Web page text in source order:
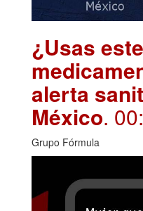
¿Usas este
alerta
México.
Grupo Fórmula